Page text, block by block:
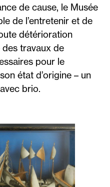
de cause, le Musée
de l’entretenir et de
détérioration
des travaux de
pour le
état d’origine – un
brio.